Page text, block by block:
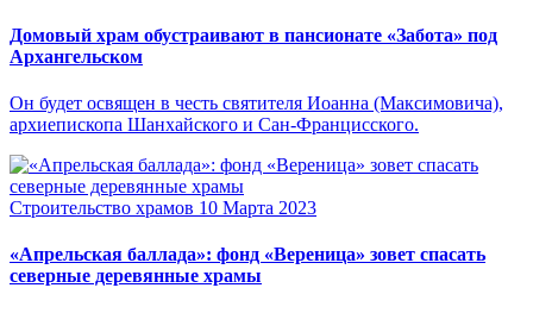
Домовый храм обустраивают в пансионате «Забота» под
Архангельском
Он будет освящен в честь святителя Иоанна (Максимовича),
архиепископа Шанхайского и Сан-Францисского.
Строительство храмов 10 Марта 2023
«Апрельская баллада»: фонд «Вереница» зовет спасать
северные деревянные храмы